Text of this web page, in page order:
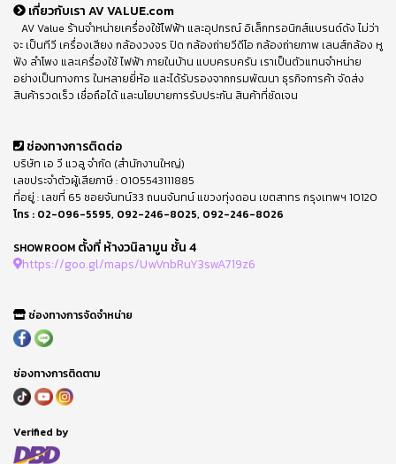
เกี่ยวกับเรา AV VALUE.com
AV Value ร้านจำหน่ายเครื่องใช้ไฟฟ้า และอุปกรณ์ อิเล็กทรอนิกส์แบรนด์ดัง ไม่ว่า
จะ เป็นทีวี เครื่องเสียง กล้องวงจร ปิด กล้องถ่ายวีดีโอ กล้องถ่ายภาพ เลนส์กล้อง หู
ฟัง ลำโพง และเครื่องใช้ ไฟฟ้า ภายในบ้าน แบบครบครัน เราเป็นตัวแทนจำหน่าย
อย่างเป็นทางการ ในหลายยี่ห้อ และได้รับรองจากกรมพัฒนา ธุรกิจการค้า จัดส่ง
สินค้ารวดเร็ว เชื่อถือได้ และนโยบายการรับประกัน สินค้าที่ชัดเจน
ช่องทางการติดต่อ
บริษัท เอ วี แวลู จำกัด (สำนักงานใหญ่)
เลขประจำตัวผู้เสียภาษี : 0105543111885
ที่อยู่ : เลขที่ 65 ซอยจันทน์33 ถนนจันทน์ แขวงทุ่งดอน เขตสาทร กรุงเทพฯ 10120
โทร : 02-096-5595, 092-246-8025, 092-246-8026
SHOWROOM ตั้งที่ ห้างวนิลามูน ชั้น 4
https://goo.gl/maps/UwVnbRuY3swA719z6
ช่องทางการจัดจำหน่าย
ช่องทางการติดตาม
Verified by